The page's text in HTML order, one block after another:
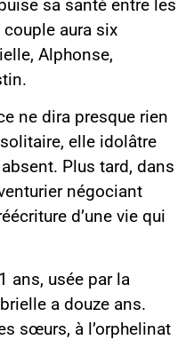
sa santé entre les
couple aura six
Alphonse,
ne dira presque rien
elle idolâtre
Plus tard, dans
négociant
d’une vie qui
ans, usée par la
a douze ans.
sœurs, à l’orphelinat